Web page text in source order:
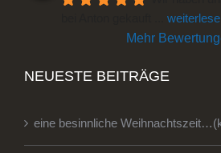
Mehr
NEUESTE BEITRÄGE
eine besinnliche